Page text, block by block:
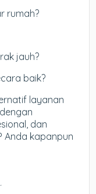
rumah?
jauh?
baik?
layanan
dan
Anda kapanpun